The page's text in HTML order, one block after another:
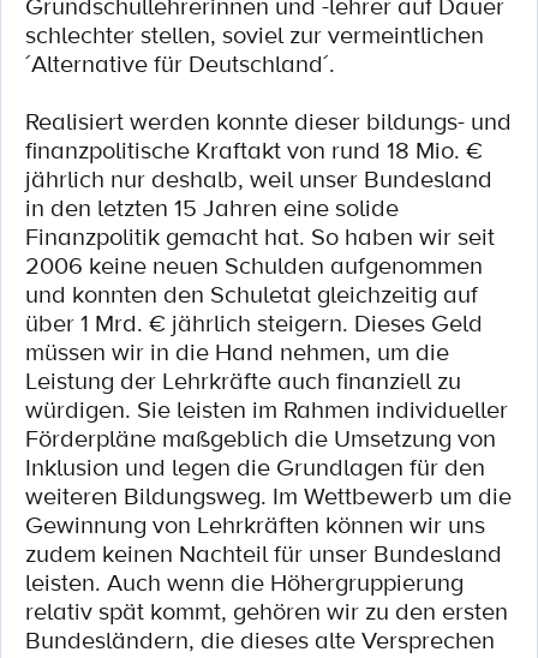
schlechter stellen, soviel zur vermeintlichen
´Alternative für Deutschland´.
Realisiert werden konnte dieser bildungs- und
finanzpolitische Kraftakt von rund 18 Mio. €
jährlich nur deshalb, weil unser Bundesland
in den letzten 15 Jahren eine solide
Finanzpolitik gemacht hat. So haben wir seit
2006 keine neuen Schulden aufgenommen
und konnten den Schuletat gleichzeitig auf
über 1 Mrd. € jährlich steigern. Dieses Geld
müssen wir in die Hand nehmen, um die
Leistung der Lehrkräfte auch finanziell zu
würdigen. Sie leisten im Rahmen individueller
Förderpläne maßgeblich die Umsetzung von
Inklusion und legen die Grundlagen für den
weiteren Bildungsweg. Im Wettbewerb um die
Gewinnung von Lehrkräften können wir uns
zudem keinen Nachteil für unser Bundesland
leisten. Auch wenn die Höhergruppierung
relativ spät kommt, gehören wir zu den ersten
Bundesländern, die dieses alte Versprechen